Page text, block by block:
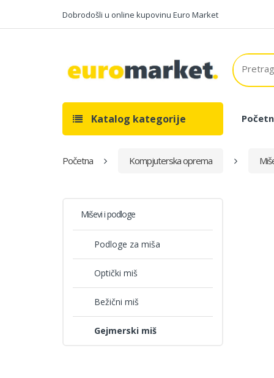
Dobrodošli u online kupovinu Euro Market
Katalog kategorije
Početna Kompjuterska oprema
Miševi i podloge
Podloge za miša
Optički miš
Bežični miš
Gejmerski miš